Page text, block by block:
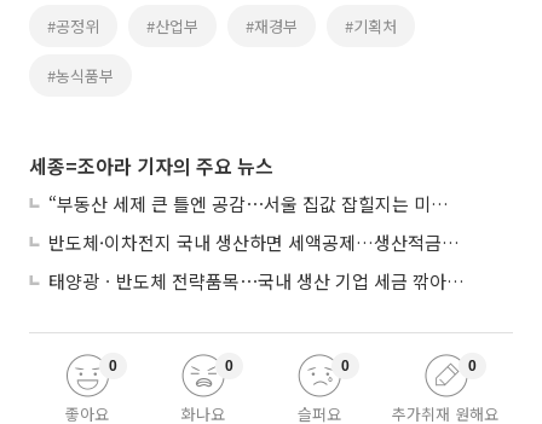
#공정위 #산업부 #재경부 #기획처
#농식품부
세종=조아라 기자의 주요 뉴스
“부동산 세제 큰 틀엔 공감⋯서울 집값 잡힐지는 미지수”
반도체·이차전지 국내 생산하면 세액공제…생산적금융 ISA 신설
태양광ㆍ반도체 전략품목⋯국내 생산 기업 세금 깎아준다
좋아요
0
화나요
0
슬퍼요
0
추가취재 원해요
0